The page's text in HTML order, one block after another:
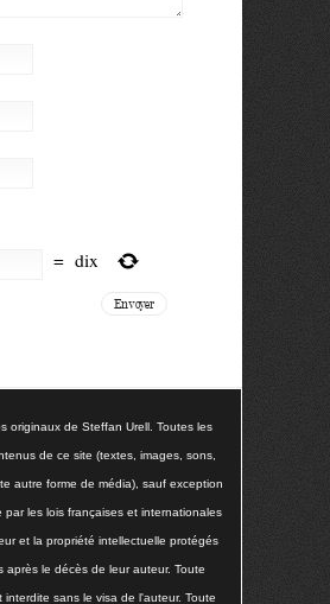
= dix
originaux de Steffan Urell. Toutes les
de ce site (textes, images, sons,
autre forme de média), sauf exception
par les lois françaises et internationales
et la propriété intellectuelle protégés
après le décès de leur auteur. Toute
interdite sans le visa de l'auteur. Toute